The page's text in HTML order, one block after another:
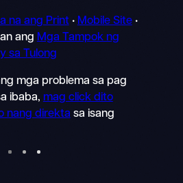
na ang Print• Mobile Site•
ang Mga Tampok ng
sa Tulong
mga problema sa pag
ibaba, mag click dito
nang direkta sa isang